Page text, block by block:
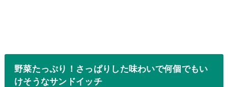
野菜たっぷり！さっぱりした味わいで何個でもい
けそうなサンドイッチ